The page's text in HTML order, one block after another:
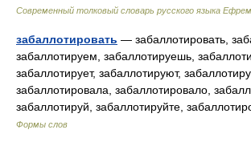
Современный толковый словарь русского языка
забаллотировать — забаллотировать,
забаллотируем, забаллотируешь,
забаллотирует, забаллотируют,
забаллотировала, забаллотировало,
забаллотируй, забаллотируйте,
Формы слов